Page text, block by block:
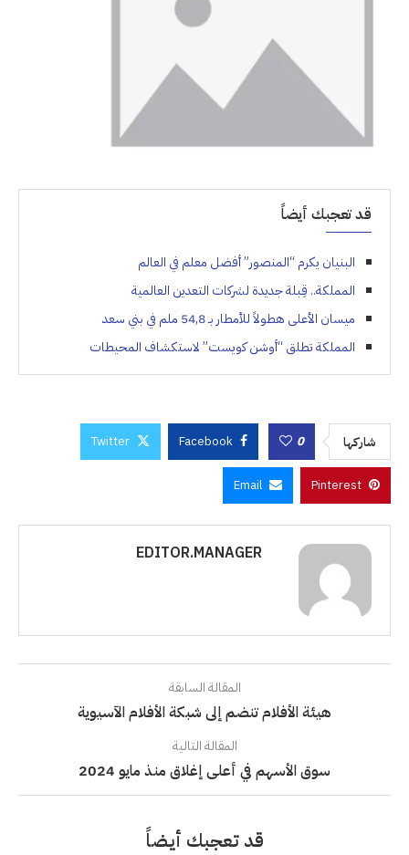
قد تعجبك أيضاً
البنيان يكرم “المنصور” أفضل معلم في العالم
المملكة.. قِبلة جديدة لشركات التعدين العالمية
ميسان الأعلى هطولاً للأمطار بـ 54,8 ملم في بني سعد
المملكة تطلق “أوشن كويست” لاستكشاف المحيطات
شاركها 0
Facebook
Twitter
Pinterest
Email
EDITOR.MANAGER
المقالة السابقة
هيئة الأفلام تنضم إلى شبكة الأفلام الآسيوية
المقالة التالية
سوق الأسهم في أعلى إغلاق منذ مايو 2024
قد تعجبك أيضاً